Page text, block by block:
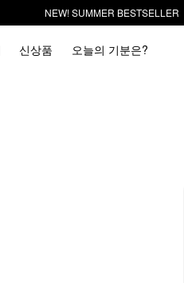
NEW! SUMMER BESTSELLER
신상품 오늘의 기분은?